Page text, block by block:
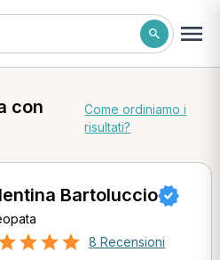
con
Come ordiniamo i
risultati?
Bartoluccio
8 Recensioni